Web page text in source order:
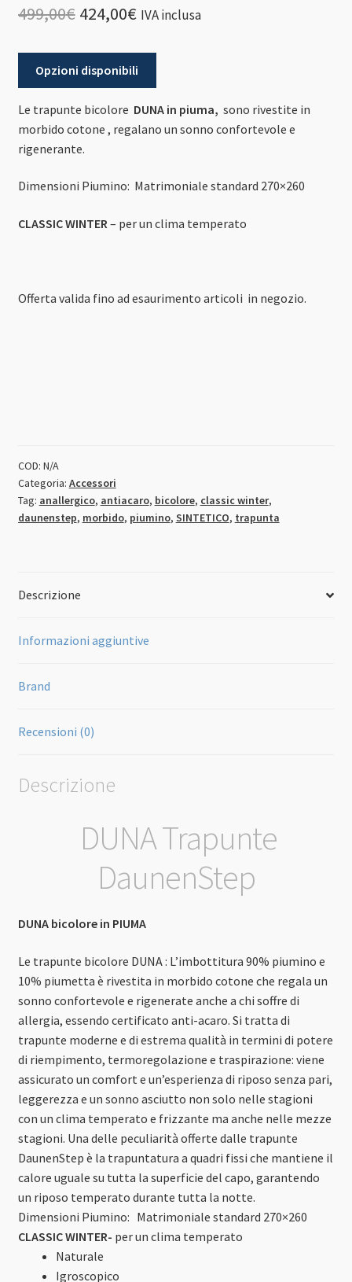
499,00€ Il
originale
499,00€.
424,00€Il
attuale
424,00€.
IVA inclusa
Opzioni disponibili
Le trapunte bicolore DUNA in piuma, sono rivestite in
morbido cotone , regalano un sonno confortevole e
rigenerante.
Dimensioni Piumino: Matrimoniale standard 270×260
CLASSIC WINTER – per un clima temperato
Offerta valida fino ad esaurimento articoli in negozio.
COD: N/A
Categoria: Accessori
Tag: anallergico, antiacaro, bicolore, classic winter,
daunenstep, morbido, piumino, SINTETICO, trapunta
Descrizione
Informazioni aggiuntive
Brand
Recensioni (0)
Descrizione
DUNA Trapunte
DaunenStep
DUNA bicolore in PIUMA
Le trapunte bicolore DUNA : L’imbottitura 90% piumino e
10% piumetta è rivestita in morbido cotone che regala un
sonno confortevole e rigenerate anche a chi soffre di
allergia, essendo certificato anti-acaro. Si tratta di
trapunte moderne e di estrema qualità in termini di potere
di riempimento, termoregolazione e traspirazione: viene
assicurato un comfort e un’esperienza di riposo senza pari,
leggerezza e un sonno asciutto non solo nelle stagioni
con un clima temperato e frizzante ma anche nelle mezze
stagioni. Una delle peculiarità offerte dalle trapunte
DaunenStep è la trapuntatura a quadri fissi che mantiene il
calore uguale su tutta la superficie del capo, garantendo
un riposo temperato durante tutta la notte.
Dimensioni Piumino: Matrimoniale standard 270×260
CLASSIC WINTER- per un clima temperato
Naturale
Igroscopico